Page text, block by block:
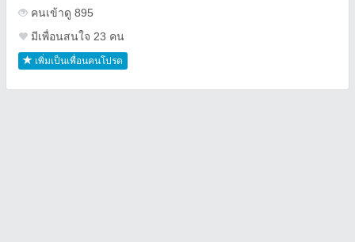
คนเข้าดู 895
มีเพื่อนสนใจ 23 คน
เพิ่มเป็นเพื่อนคนโปรด